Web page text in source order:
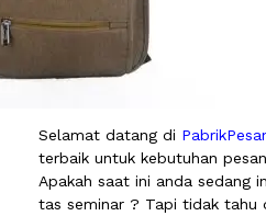
Selamat datang di
terbaik untuk kebutuhan
Apakah saat ini anda sedang
tas seminar ? Tapi tidak tahu